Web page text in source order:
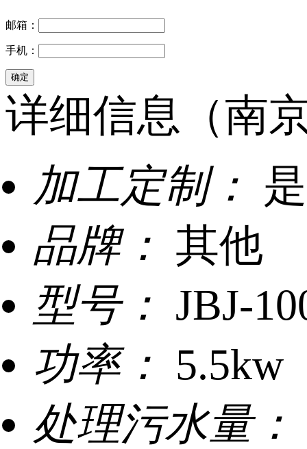
邮箱：
手机：
详细信息（南
加工定制： 是
品牌： 其他
型号： JBJ-
功率： 5.5kw
处理污水量：